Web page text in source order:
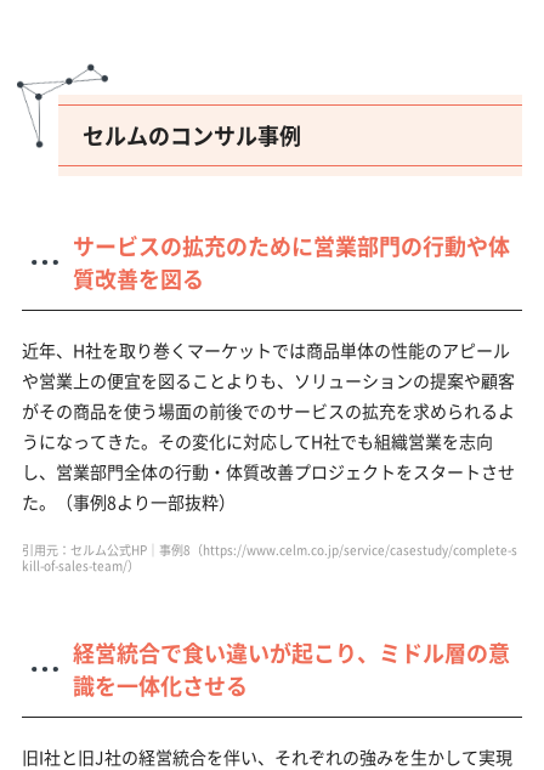
セルムのコンサル事例
サービスの拡充のために営業部門の行動や体
質改善を図る
近年、H社を取り巻くマーケットでは商品単体の性能のアピール
や営業上の便宜を図ることよりも、ソリューションの提案や顧客
がその商品を使う場面の前後でのサービスの拡充を求められるよ
うになってきた。その変化に対応してH社でも組織営業を志向
し、営業部門全体の行動・体質改善プロジェクトをスタートさせ
た。（事例8より一部抜粋）
引用元：セルム公式HP｜事例8（https://www.celm.co.jp/service/casestudy/complete-s
kill-of-sales-team/）
経営統合で食い違いが起こり、ミドル層の意
識を一体化させる
旧I社と旧J社の経営統合を伴い、それぞれの強みを生かして実現